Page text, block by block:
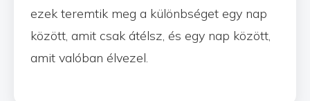
ezek teremtik meg a különbséget egy nap
között, amit csak átélsz, és egy nap között,
amit valóban élvezel.